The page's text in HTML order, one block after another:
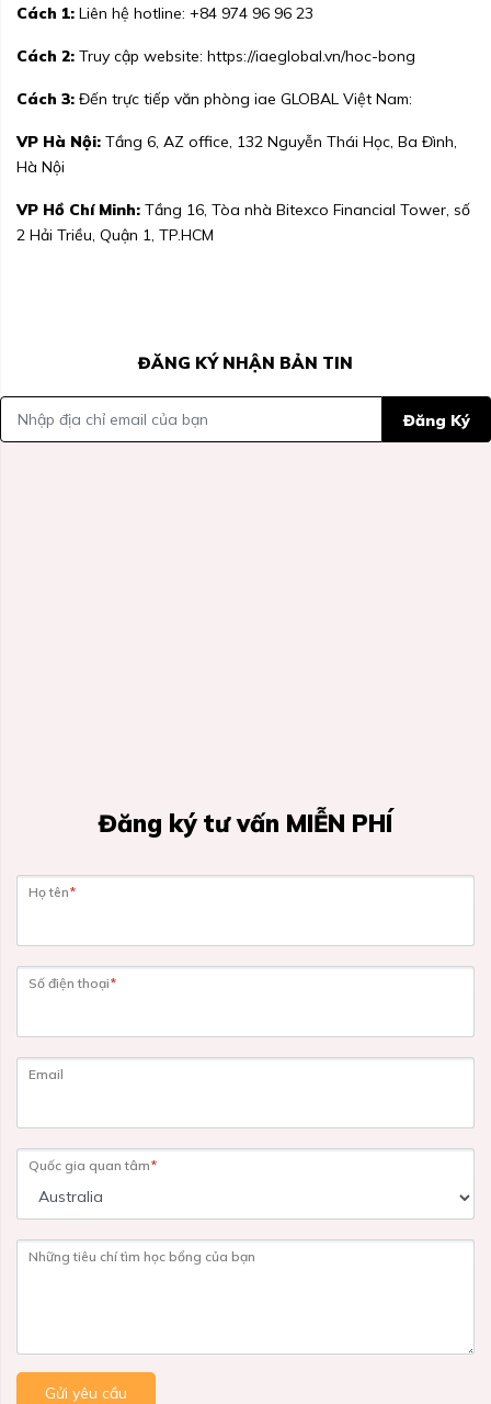
Cách 1: Liên hệ hotline: +84 974 96 96 23
Cách 2: Truy cập website: https://iaeglobal.vn/hoc-bong
Cách 3: Đến trực tiếp văn phòng iae GLOBAL Việt Nam:
VP Hà Nội: Tầng 6, AZ office, 132 Nguyễn Thái Học, Ba Đình,
Hà Nội
VP Hồ Chí Minh: Tầng 16, Tòa nhà Bitexco Financial Tower, số
2 Hải Triều, Quận 1, TP.HCM
ĐĂNG KÝ NHẬN BẢN TIN
Đăng Ký
Đăng ký tư vấn MIỄN PHÍ
Họ tên*
Số điện thoại*
Email
Quốc gia quan tâm*
Những tiêu chí tìm học bổng của bạn
Gửi yêu cầu